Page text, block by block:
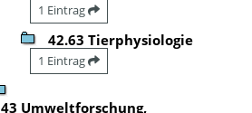
1 Eintrag
42.63 Tierphysiologie
1 Eintrag
43 Umweltforschung,